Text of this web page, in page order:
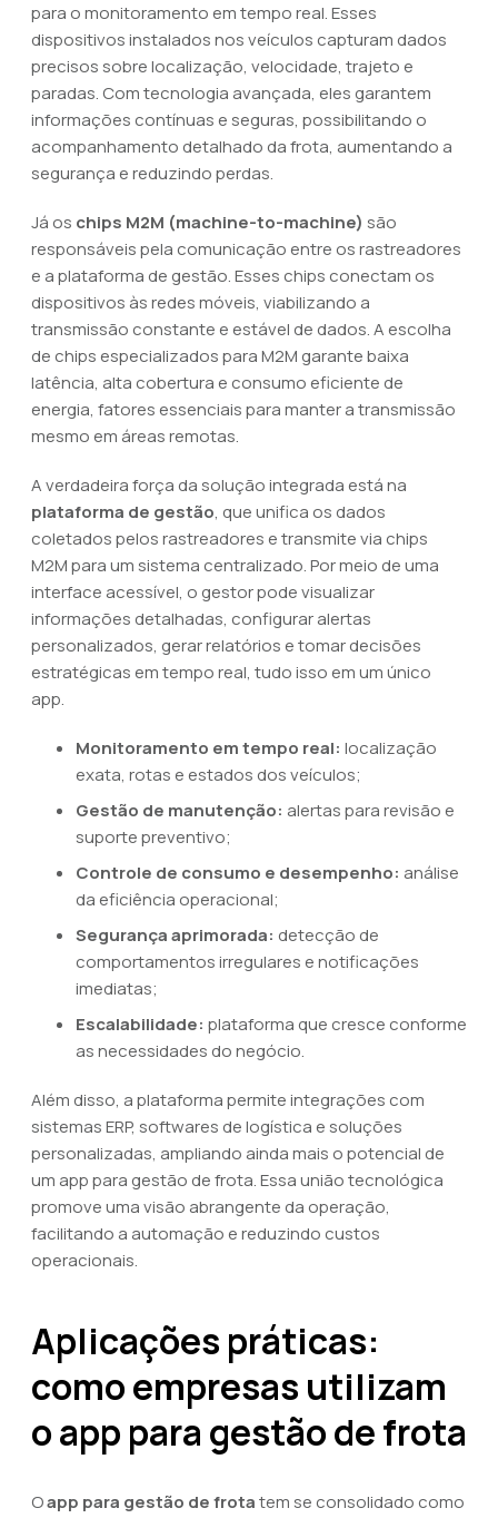
para o monitoramento em tempo real. Esses
dispositivos instalados nos veículos capturam dados
precisos sobre localização, velocidade, trajeto e
paradas. Com tecnologia avançada, eles garantem
informações contínuas e seguras, possibilitando o
acompanhamento detalhado da frota, aumentando a
segurança e reduzindo perdas.
Já os chips M2M (machine-to-machine) são
responsáveis pela comunicação entre os rastreadores
e a plataforma de gestão. Esses chips conectam os
dispositivos às redes móveis, viabilizando a
transmissão constante e estável de dados. A escolha
de chips especializados para M2M garante baixa
latência, alta cobertura e consumo eficiente de
energia, fatores essenciais para manter a transmissão
mesmo em áreas remotas.
A verdadeira força da solução integrada está na
plataforma de gestão, que unifica os dados
coletados pelos rastreadores e transmite via chips
M2M para um sistema centralizado. Por meio de uma
interface acessível, o gestor pode visualizar
informações detalhadas, configurar alertas
personalizados, gerar relatórios e tomar decisões
estratégicas em tempo real, tudo isso em um único
app.
Monitoramento em tempo real: localização
exata, rotas e estados dos veículos;
Gestão de manutenção: alertas para revisão e
suporte preventivo;
Controle de consumo e desempenho: análise
da eficiência operacional;
Segurança aprimorada: detecção de
comportamentos irregulares e notificações
imediatas;
Escalabilidade: plataforma que cresce conforme
as necessidades do negócio.
Além disso, a plataforma permite integrações com
sistemas ERP, softwares de logística e soluções
personalizadas, ampliando ainda mais o potencial de
um app para gestão de frota. Essa união tecnológica
promove uma visão abrangente da operação,
facilitando a automação e reduzindo custos
operacionais.
Aplicações práticas:
como empresas utilizam
o app para gestão de frota
Oapp para gestão de frotatem se consolidado como